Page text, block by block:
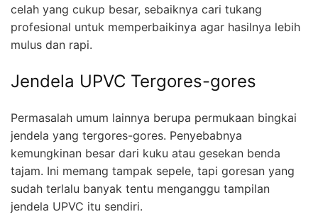
celah yang cukup besar, sebaiknya cari tukang
profesional untuk memperbaikinya agar hasilnya lebih
mulus dan rapi.
Jendela UPVC Tergores-gores
Permasalah umum lainnya berupa permukaan bingkai
jendela yang tergores-gores. Penyebabnya
kemungkinan besar dari kuku atau gesekan benda
tajam. Ini memang tampak sepele, tapi goresan yang
sudah terlalu banyak tentu menganggu tampilan
jendela UPVC itu sendiri.